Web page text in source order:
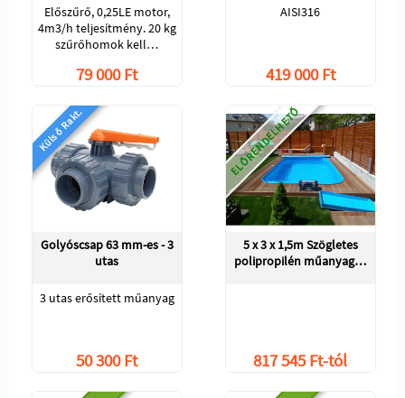
Előszűrő, 0,25LE motor,
4m3/h teljesítmény. 20 kg
szűrőhomok kell…
79 000 Ft
AISI316
419 000 Ft
Külső Rakt.
Golyóscsap 63 mm-es - 3
utas
3 utas erősített műanyag
50 300 Ft
ELŐRENDELHETŐ
5 x 3 x 1,5m Szögletes
polipropilén műanyag…
817 545 Ft-tól